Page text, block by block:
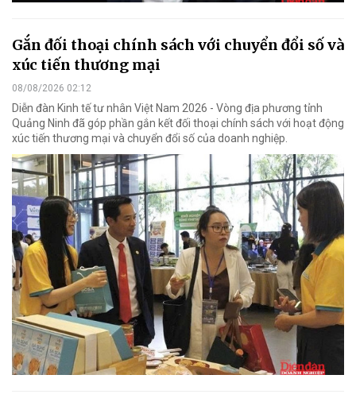
Gắn đối thoại chính sách với chuyển đổi số và
xúc tiến thương mại
08/08/2026 02:12
Diễn đàn Kinh tế tư nhân Việt Nam 2026 - Vòng địa phương tỉnh
Quảng Ninh đã góp phần gắn kết đối thoại chính sách với hoạt động
xúc tiến thương mại và chuyển đổi số của doanh nghiệp.